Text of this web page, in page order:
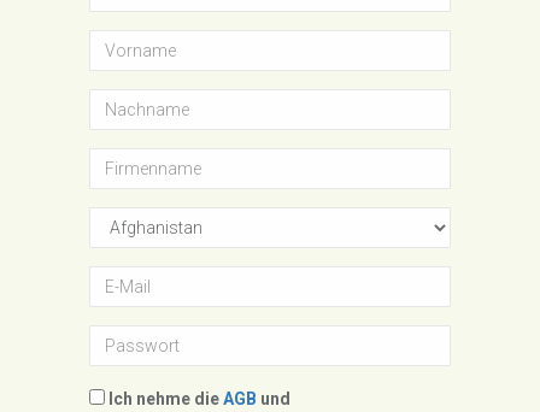
Ich nehme dieAGB und